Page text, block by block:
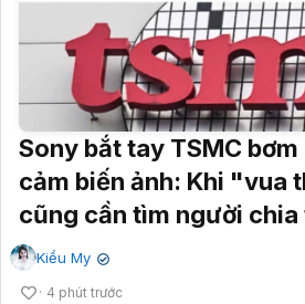
Sony bắt tay TSMC bơm
cảm biến ảnh: Khi "vua
cũng cần tìm người chia
Kiều My ✔
4 phút trước